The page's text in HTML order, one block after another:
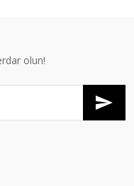
olun!